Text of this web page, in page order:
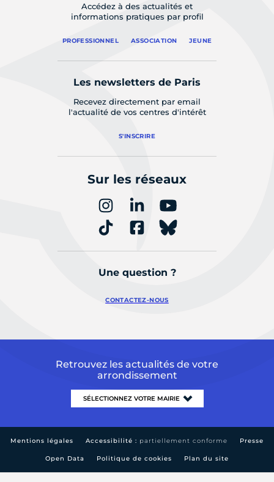
Accédez à des actualités et
informations pratiques par profil
PROFESSIONNEL ASSOCIATION JEUNE
Les newsletters de Paris
Recevez directement par email
l'actualité de vos centres d'intérêt
S'INSCRIRE
Sur les réseaux
Une question ?
CONTACTEZ-NOUS
Retrouvez les actualités de votre
arrondissement
Mentions légales Accessibilité : partiellement conforme Presse
Open Data Politique de cookies Plan du site